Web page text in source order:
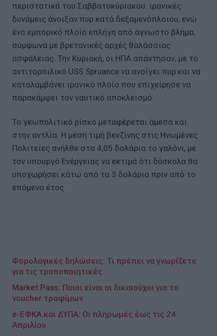
περιστατικά του Σαββατοκύριακου: ιρανικές
δυνάμεις άνοιξαν πυρ κατά δεξαμενόπλοιου, ενώ
ένα εμπορικό πλοίο επλήγη από άγνωστο βλήμα,
σύμφωνα με βρετανικές αρχές θαλάσσιας
ασφάλειας. Την Κυριακή, οι ΗΠΑ απάντησαν, με το
αντιτορπιλικό USS Spruance να ανοίγει πυρ και να
καταλαμβάνει ιρανικό πλοίο που επιχείρησε να
παρακάμψει τον ναυτικό αποκλεισμό.
Το γεωπολιτικό ρίσκο μεταφέρεται άμεσα και
στην αντλία. Η μέση τιμή βενζίνης στις Ηνωμένες
Πολιτείες ανήλθε στα 4,05 δολάρια το γαλόνι, με
τον υπουργό Ενέργειας να εκτιμά ότι δύσκολα θα
υποχωρήσει κάτω από τα 3 δολάρια πριν από το
επόμενο έτος.
Φορολογικές δηλώσεις: Τι πρέπει να γνωρίζετε
για τις τροποποιητικές
Market Pass: Ποιοι είναι οι δικαιούχοι για το
voucher τροφίμων
e-ΕΦΚΑ και ΔΥΠΑ: Οι πληρωμές έως τις 24
Απριλίου